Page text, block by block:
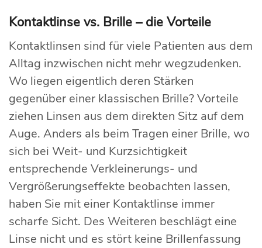
Kontaktlinse vs. Brille – die Vorteile
Kontaktlinsen sind für viele Patienten aus dem
Alltag inzwischen nicht mehr wegzudenken.
Wo liegen eigentlich deren Stärken
gegenüber einer klassischen Brille? Vorteile
ziehen Linsen aus dem direkten Sitz auf dem
Auge. Anders als beim Tragen einer Brille, wo
sich bei Weit- und Kurzsichtigkeit
entsprechende Verkleinerungs- und
Vergrößerungseffekte beobachten lassen,
haben Sie mit einer Kontaktlinse immer
scharfe Sicht. Des Weiteren beschlägt eine
Linse nicht und es stört keine Brillenfassung